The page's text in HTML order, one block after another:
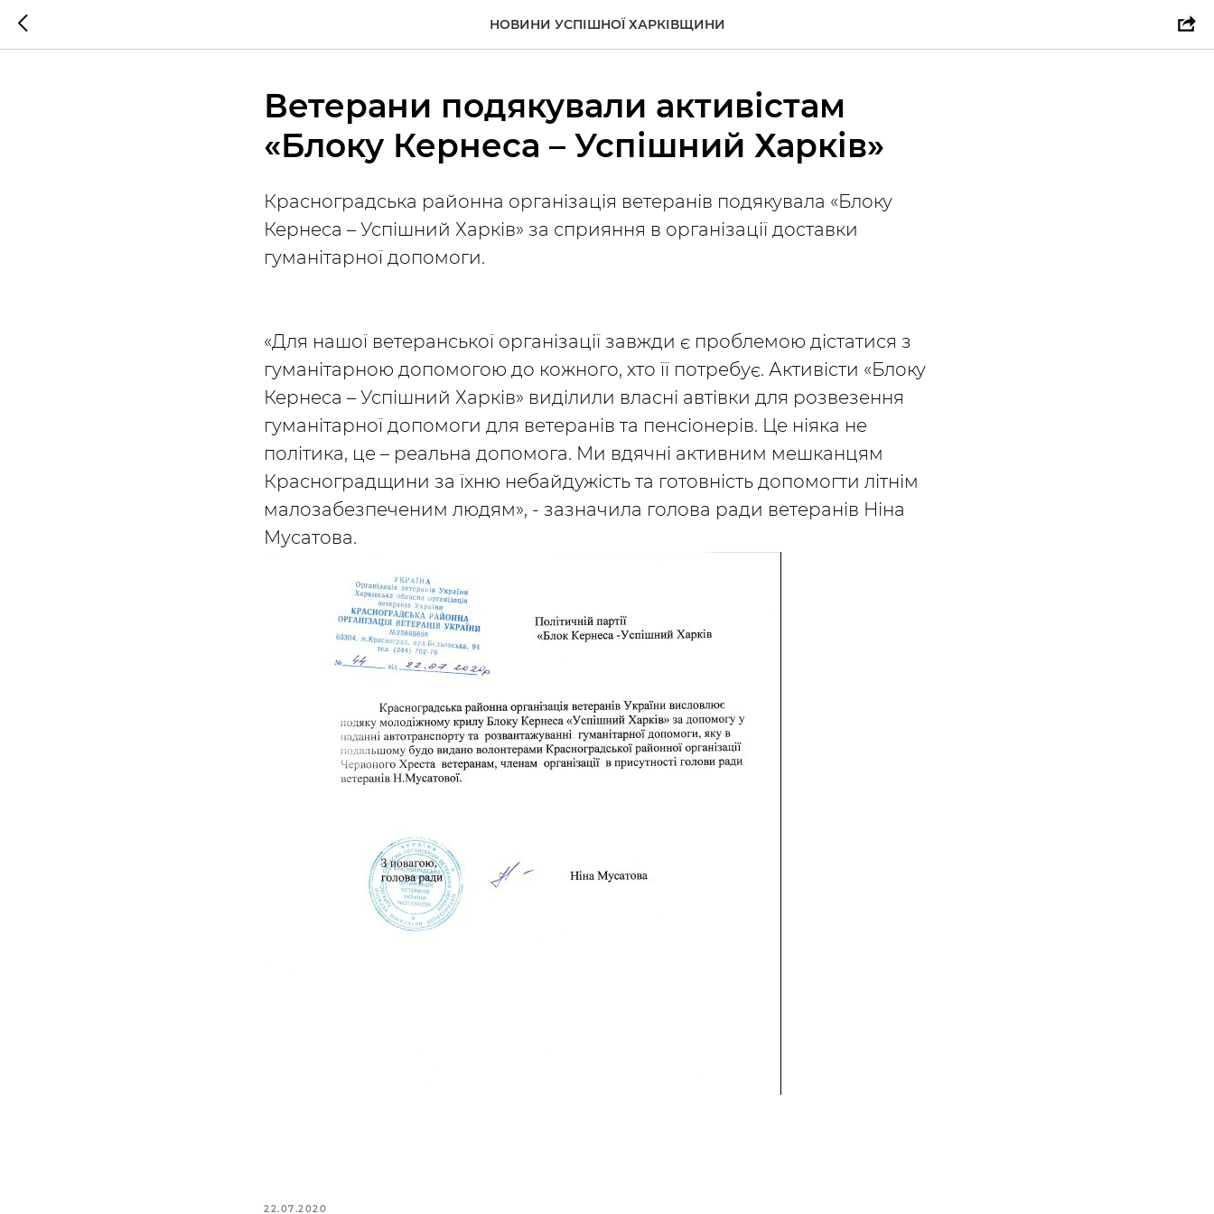
НОВИНИ УСПІШНОЇ ХАРКІВЩИНИ
Ветерани подякували активістам
«Блоку Кернеса – Успішний Харків»
Красноградська районна організація ветеранів подякувала «Блоку
Кернеса – Успішний Харків» за сприяння в організації доставки
гуманітарної допомоги.
«Для нашої ветеранської організації завжди є проблемою дістатися з
гуманітарною допомогою до кожного, хто її потребує. Активісти «Блоку
Кернеса – Успішний Харків» виділили власні автівки для розвезення
гуманітарної допомоги для ветеранів та пенсіонерів. Це ніяка не
політика, це – реальна допомога. Ми вдячні активним мешканцям
Красноградщини за їхню небайдужість та готовність допомогти літнім
малозабезпеченим людям», - зазначила голова ради ветеранів Ніна
Мусатова.
22.07.2020